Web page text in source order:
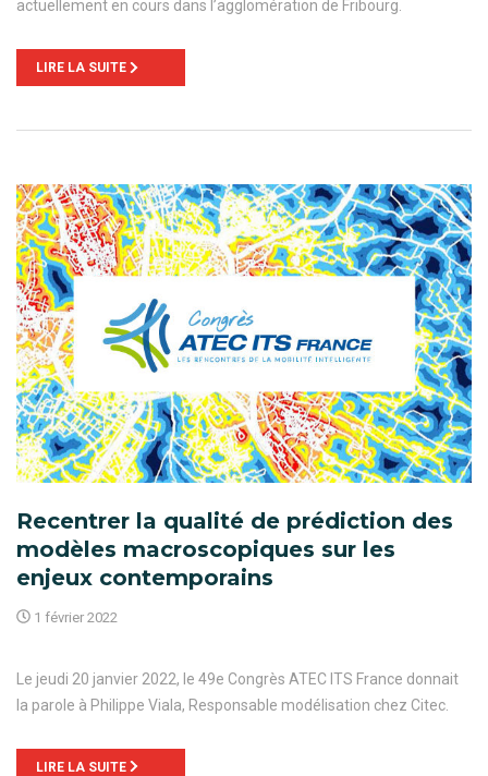
actuellement en cours dans l’agglomération de Fribourg.
LIRE LA SUITE
Recentrer la qualité de prédiction des
modèles macroscopiques sur les
enjeux contemporains
1 février 2022
Le jeudi 20 janvier 2022, le 49e Congrès ATEC ITS France donnait
la parole à Philippe Viala, Responsable modélisation chez Citec.
LIRE LA SUITE